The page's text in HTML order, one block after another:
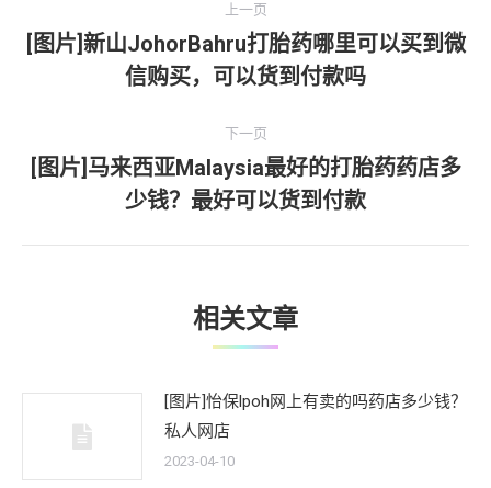
章
上一页
上
一
[图片]新山JohorBahru打胎药哪里可以买到微
信购买，可以货到付款吗
下一页
一
文
[图片]马来西亚Malaysia最好的打胎药药店多
少钱？最好可以货到付款
相关文章
[图片]怡保lpoh网上有卖的吗药店多少钱？
私人网店
2023-04-10